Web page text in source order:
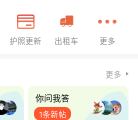
护照更新 出租车 更多
更多
你问我答
1条新帖